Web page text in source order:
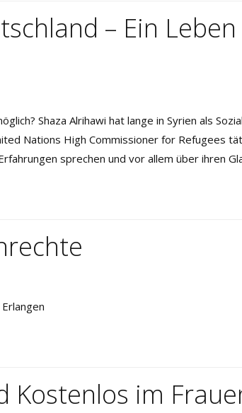
– Ein
Shaza Alrihawi hat lange in Syrien als
Nations High Commissioner for Refugees
sprechen und vor allem über ihren
Kostenlos im